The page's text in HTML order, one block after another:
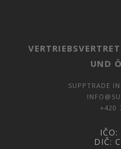
UND
SUPPTRADE
+420
IČO:
DIČ: